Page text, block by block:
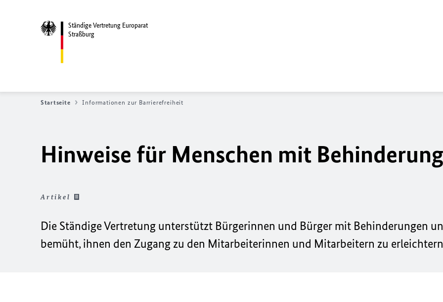
Ständige Vertretung Europarat
Straßburg
Startseite Informationen zur Barrierefreiheit
Hinweise für Menschen mit
Artikel
Die Ständige Vertretung unterstützt Bürgerinnen und Bürger mit Behinderungen
bemüht, ihnen den Zugang zu den Mitarbeiterinnen und Mitarbeitern zu